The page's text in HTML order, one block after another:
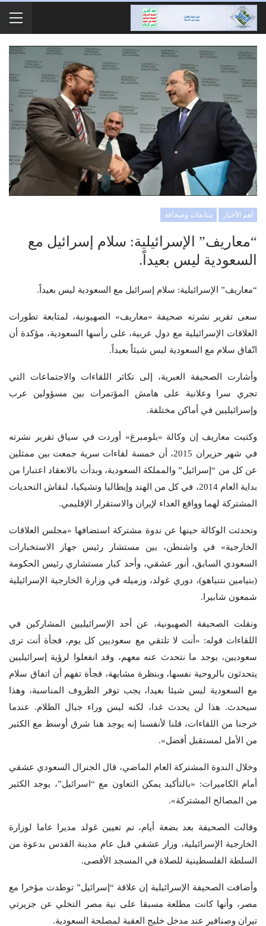
أهم الأخبار متابعات وصحافة
“معاريف” الإسرائيلية: سلام إسرائيل مع
السعودية ليس بعيداً.
“معاريف” الإسرائيلية: سلام إسرائيل مع السعودية ليس بعيداً.
سعى تقرير نشرته صحيفة «معاريف» الصهيونية، لمتابعة تطورات
العلاقات الإسرائيلية مع دول عربية، على رأسها السعودية، مؤكدة أن
اتّفاق سلام مع السعودية ليس شيئاً بعيداً.
وأشارت الصحيفة العبرية، إلى تكاثر اللقاءات والاجتماعات التي
تجري سرا وعلانية على هامش المؤتمرات بين مسؤولين عرب
وإسرائيليين في أماكن مختلفة.
وكتبت معاريف إن وكالة «بلومبرغ» أوردت في سياق تقرير نشرته
في شهر حزيران 2015، أن خمسة لقاءات سرية جمعت بين ممثلين
عن كل من “إسرائيل” والمملكة السعودية، وبدأت بالانعقاد اعتبارا من
بداية العام 2014، في كل من الهند وإيطاليا وتشيكيا، لنقاش التحديات
المشتركة لهما وواقع العداء لإيران والاستقرار الإقليمي.
وتحدثت الوكالة حينها عن ندوة مشتركة استضافها «مجلس العلاقات
الخارجية» في واشنطن، بين مستشار رئيس جهاز الاستخبارات
السعودي السابق، أنور عشقي، وأحد كبار مستشاري رئيس الحكومة
(بنيامين نتنياهو)، دوري غولد، وزميله في وزارة الخارجية الإسرائيلية
شمعون شابيرا.
ونقلت الصحيفة الصهيونية، عن أحد الإسرائيليين المشاركين في
اللقاءات قوله: «أنت لا تلتقي مع سعوديين كل يوم، فجأة أنت ترى
سعوديين، يوجد ما نتحدث عنه معهم، وقد انفعلوا لرؤية إسرائيليين
يتحدثون بالروحية نفسها، وبنظرة مشابهة، فجأة تفهم أن اتفاق سلام
مع السعودية ليس شيئا بعيدا، يجب توفر الظروف المناسبة، وهذا
سيحدث. هذا لن يحدث غدا، لكنه ليس وراء جبال الظلام. عندما
خرجنا من اللقاءات، قلنا لأنفسنا إنه يوجد هنا شرق أوسط مع الكثير
من الأمل لمستقبل أفضل».
وخلال الندوة المشتركة العام الماضي، قال الجنرال السعودي عشقي
أمام الكاميرات: «بالتأكيد يمكن التعاون مع “اسرائيل”، يوجد الكثير
من المصالح المشتركة».
وقالت الصحيفة بعد بضعة أيام، تم تعيين غولد مديرا عاما لوزارة
الخارجية الإسرائيلية، وزار عشقي قبل عام مدينة القدس بدعوة من
السلطة الفلسطينية للصلاة في المسجد الأقصى.
وأضافت الصحيفة الإسرائيلية إن علاقة “إسرائيل” توطدت مؤخرا مع
مصر، وأنها كانت مطلعة مسبقا على نية مصر التخلي عن جزيرتي
تيران وصنافير عند مدخل خليج العقبة لمصلحة السعودية.